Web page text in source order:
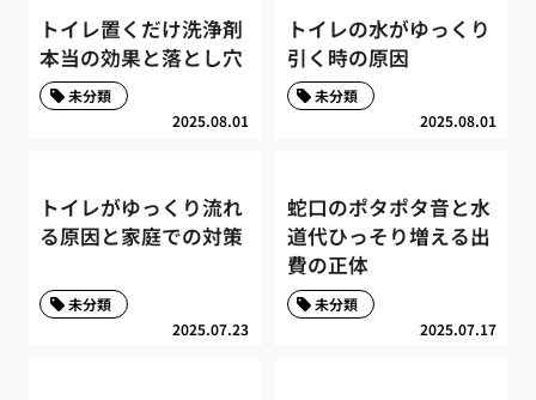
トイレ置くだけ洗浄剤
本当の効果と落とし穴
2025.08.01
未分類
トイレの水がゆっくり
引く時の原因
2025.08.01
未分類
トイレがゆっくり流れ
る原因と家庭での対策
2025.07.23
未分類
蛇口のポタポタ音と水
道代ひっそり増える出
費の正体
2025.07.17
未分類